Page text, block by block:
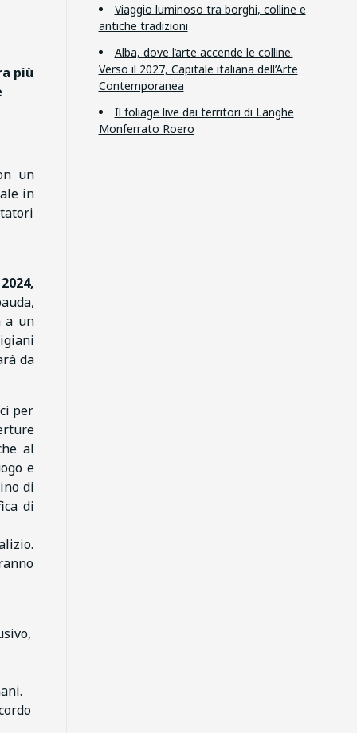
più
un
in
a un
da
per
al
e
di
di
Viaggio luminoso tra borghi, colline e
antiche tradizioni
Alba, dove l’arte accende le colline.
Verso il 2027, Capitale italiana dell’Arte
Contemporanea
Il foliage live dai territori di Langhe
Monferrato Roero